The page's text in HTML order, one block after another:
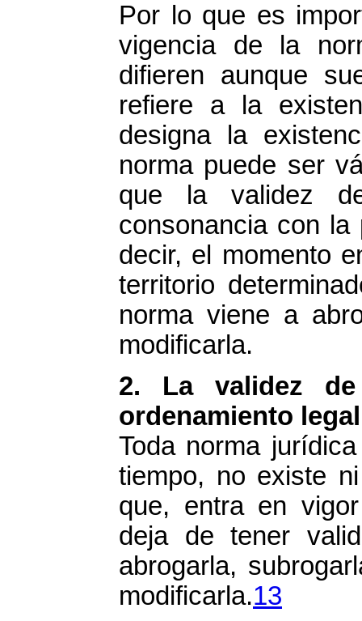
Por lo que es
vigencia de la
difieren aunque
refiere a la
designa la
norma puede ser
que la validez
consonancia con la
decir, el momento
territorio
norma viene a
modificarla.
2. La validez
ordenamiento
Toda norma
tiempo, no existe
que, entra en
deja de tener
abrogarla,
modificarla.13